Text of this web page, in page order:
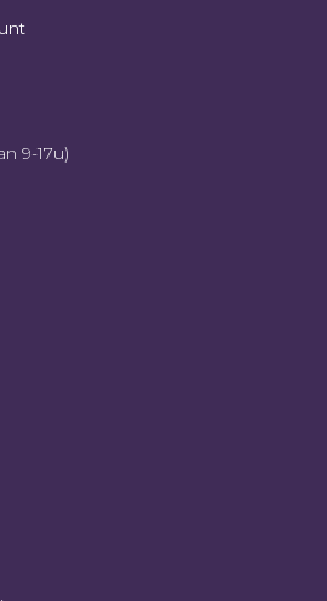
9-17u)